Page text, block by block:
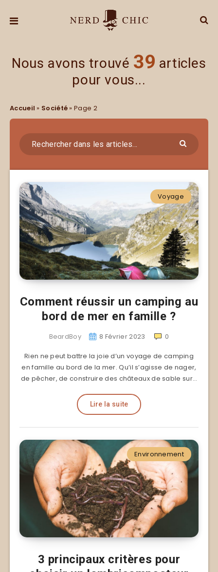
Nous avons trouvé 39 articles
pour vous...
Accueil » Société »Page 2
Voyage
Comment réussir un camping au
bord de mer en famille ?
BeardBoy 8 Février 2023 0
Rien ne peut battre la joie d’un voyage de camping
en famille au bord de la mer. Qu’il s’agisse de nager,
de pêcher, de construire des châteaux de sable sur…
Lire la suite
Environnement
3 principaux critères pour